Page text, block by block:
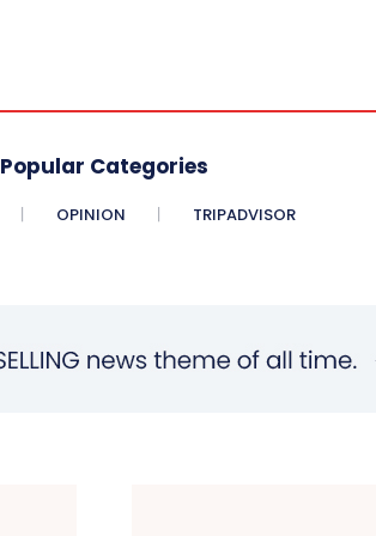
Popular Categories
OPINION TRIPADVISOR